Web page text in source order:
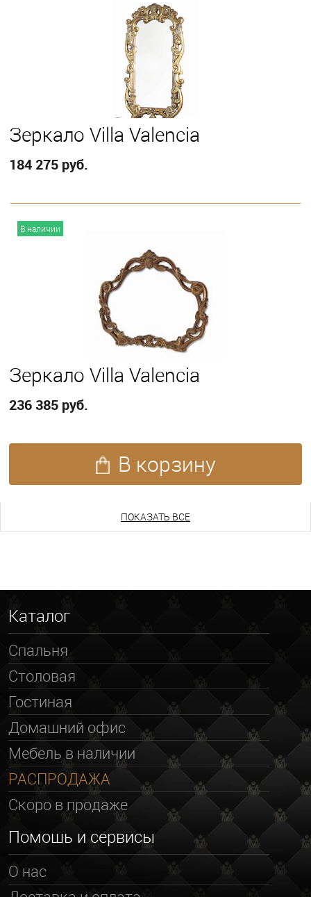
Зеркало Villa Valencia
184 275 руб.
В наличии
Зеркало Villa Valencia
236 385 руб.
В корзину
ПОКАЗАТЬ ЕЩЕ
ПОКАЗАТЬ ВСЕ
Каталог
Спальня
Столовая
Гостиная
Домашний офис
Мебель в наличии
РАСПРОДАЖА
Скоро в продаже
Помощь и сервисы
О нас